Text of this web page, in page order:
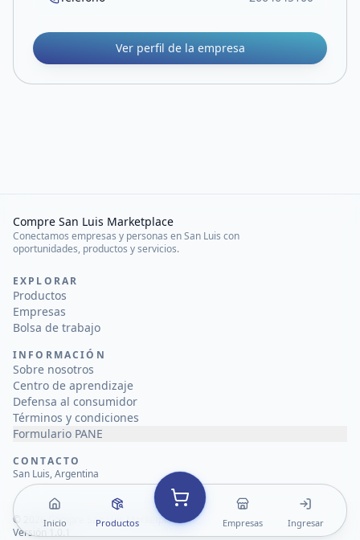
Ver perfil de la empresa
Inicio Productos Empresas Ingresar
Compre San Luis Marketplace
Conectamos empresas y personas en San Luis con
oportunidades, productos y servicios.
EXPLORAR
Productos
Empresas
Bolsa de trabajo
INFORMACIÓN
Sobre nosotros
Centro de aprendizaje
Defensa al consumidor
Términos y condiciones
Formulario PANE
CONTACTO
San Luis, Argentina
© 2026Compre San Luis Marketplace
Versión 1.0.1